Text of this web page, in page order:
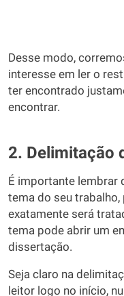
Desse modo,
interesse em ler o
ter encontrado
encontrar.
2. Delimitação
É importante lembrar
tema do seu
exatamente será
tema pode abrir um
dissertação.
Seja claro na
leitor logo no início,